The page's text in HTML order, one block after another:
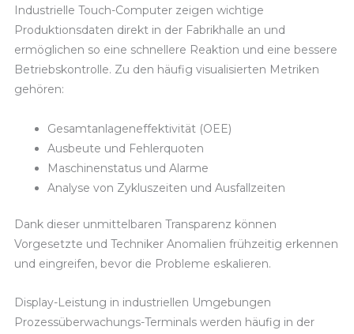
Industrielle Touch-Computer zeigen wichtige
Produktionsdaten direkt in der Fabrikhalle an und
ermöglichen so eine schnellere Reaktion und eine bessere
Betriebskontrolle. Zu den häufig visualisierten Metriken
gehören:
Gesamtanlageneffektivität (OEE)
Ausbeute und Fehlerquoten
Maschinenstatus und Alarme
Analyse von Zykluszeiten und Ausfallzeiten
Dank dieser unmittelbaren Transparenz können
Vorgesetzte und Techniker Anomalien frühzeitig erkennen
und eingreifen, bevor die Probleme eskalieren.
Display-Leistung in industriellen Umgebungen
Prozessüberwachungs-Terminals werden häufig in der